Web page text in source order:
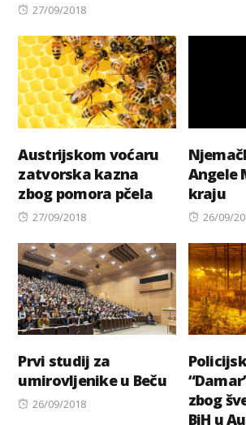
Posted
27/09/2018
Austrijskom voćaru
zatvorska kazna
zbog pomora pčela
Posted
27/09/2018
Angele
kraju
Posted
26/09/
Prvi studij za
umirovljenike u Beču
Posted
26/09/2018
zbog
BiH u